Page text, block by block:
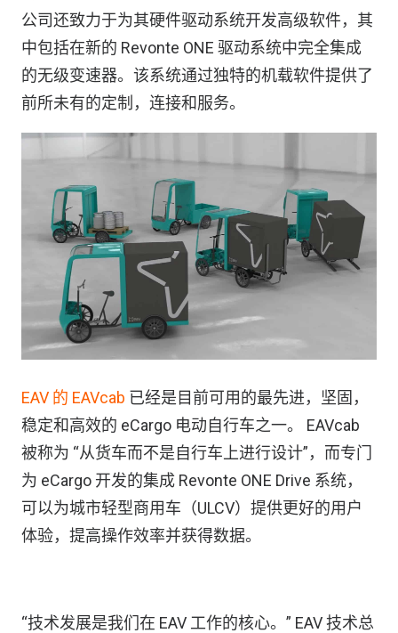
公司还致力于为其硬件驱动系统开发高级软件，其
中包括在新的 Revonte ONE 驱动系统中完全集成
的无级变速器。该系统通过独特的机载软件提供了
前所未有的定制，连接和服务。
EAV 的 EAVcab 已经是目前可用的最先进，坚固，
稳定和高效的 eCargo 电动自行车之一。 EAVcab
被称为 “从货车而不是自行车上进行设计”，而专门
为 eCargo 开发的集成 Revonte ONE Drive 系统，
可以为城市轻型商用车（ULCV）提供更好的用户
体验，提高操作效率并获得数据。
“技术发展是我们在 EAV 工作的核心。” EAV 技术总